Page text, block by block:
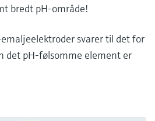
bredt pH-område!
svarer til det for
det pH-følsomme element er